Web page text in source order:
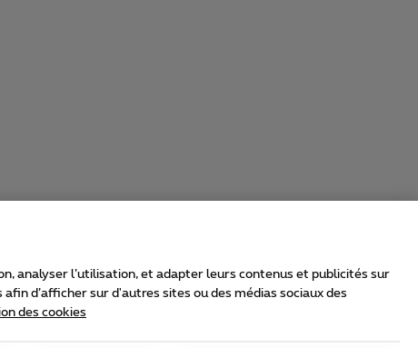
analyser l’utilisation, et adapter leurs contenus et publicités sur
d’afficher sur d'autres sites ou des médias sociaux des
des cookies